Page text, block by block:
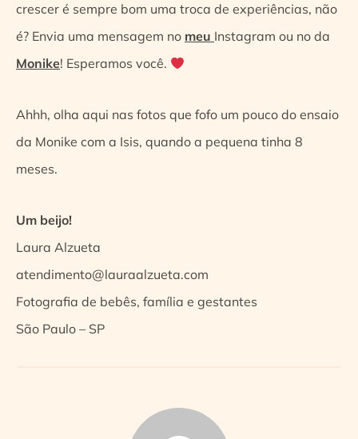
crescer é sempre bom uma troca de experiências, não
é? Envia uma mensagem no meu Instagram ou no da
Monike! Esperamos você.
Ahhh, olha aqui nas fotos que fofo um pouco do ensaio
da Monike com a Isis, quando a pequena tinha 8
meses.
Um beijo!
Laura Alzueta
atendimento@lauraalzueta.com
Fotografia de bebês, família e gestantes
São Paulo – SP